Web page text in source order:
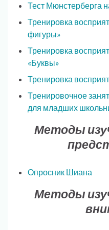
Тест Мюнстерберга
Тренировка
фигуры»
Тренировка
«Буквы»
Тренировка
Тренировочное
для младших
Методы
Опросник Шиана
Методы